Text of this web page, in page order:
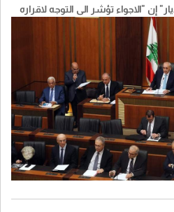
إن "الاجواء تؤشر الى التوجه لاقراره